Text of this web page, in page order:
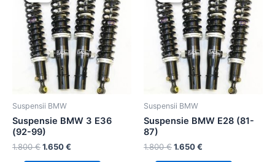
Suspensii BMW
Suspensie BMW 3 E36
(92-99)
1.800€1.650€
Suspensii BMW
Suspensie BMW E28 (81-
87)
1.800€1.650€